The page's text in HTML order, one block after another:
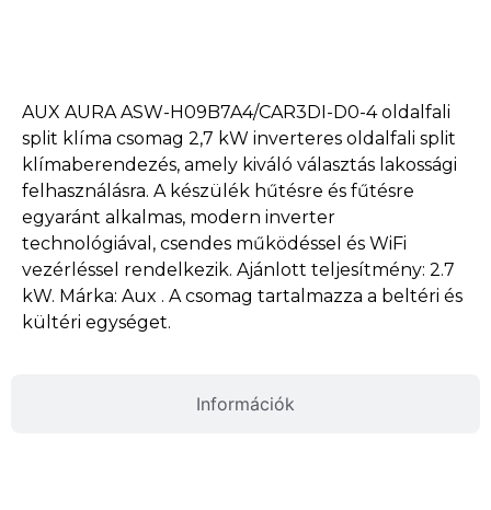
Információk
AUX AURA ASW-H09B7A4/CAR3DI-D0-4 oldalfali
split klíma csomag 2,7 kW inverteres oldalfali split
klímaberendezés, amely kiváló választás lakossági
felhasználásra. A készülék hűtésre és fűtésre
egyaránt alkalmas, modern inverter
technológiával, csendes működéssel és WiFi
vezérléssel rendelkezik. Ajánlott teljesítmény: 2.7
kW. Márka: Aux . A csomag tartalmazza a beltéri és
kültéri egységet.